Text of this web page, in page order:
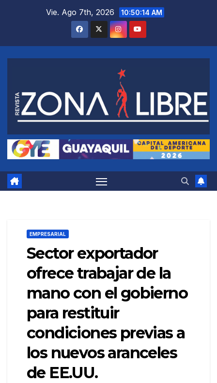
Vie. Ago 7th, 2026 10:50:15 AM
EMPRESARIAL
Sector exportador
ofrece trabajar de la
mano con el gobierno
para restituir
condiciones previas a
los nuevos aranceles
de EE.UU.